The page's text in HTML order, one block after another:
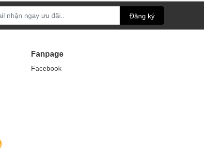
Đăng ký
Fanpage
Facebook